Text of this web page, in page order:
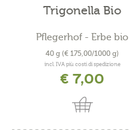
Trigonella Bio
Pflegerhof - Erbe bio
40 g (€ 175,00/1000 g)
incl. IVA più costi di spedizione
€ 7,00